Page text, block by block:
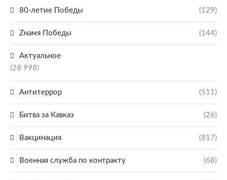
80-летие Победы (129)
Zнамя Победы (144)
Актуальное
(28 998)
Антитеррор (511)
Битва за Кавказ (26)
Вакцинация (817)
Военная служба по контракту (68)